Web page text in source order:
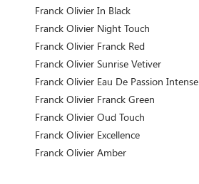
Franck Olivier In Black
Franck Olivier Night Touch
Franck Olivier Franck Red
Franck Olivier Sunrise Vetiver
Franck Olivier Eau De Passion Intense
Franck Olivier Franck Green
Franck Olivier Oud Touch
Franck Olivier Excellence
Franck Olivier Amber